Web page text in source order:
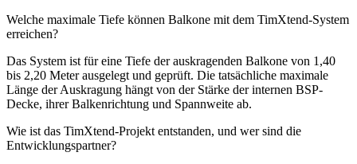
Welche maximale Tiefe können Balkone mit dem TimXtend-System
erreichen?
Das System ist für eine Tiefe der auskragenden Balkone von 1,40
bis 2,20 Meterausgelegt und geprüft. Die tatsächliche maximale
Länge der Auskragung hängt von der Stärke der internen BSP-
Decke, ihrer Balkenrichtung und Spannweite ab.
Wie ist das TimXtend-Projekt entstanden, und wer sind die
Entwicklungspartner?